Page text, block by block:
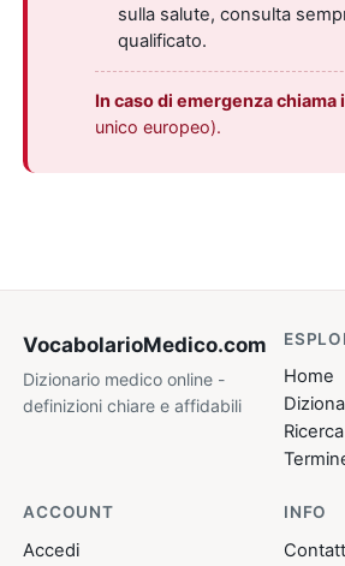
sulla salute, consulta
qualificato.
In caso di emergenza chiama
unico europeo).
VocabolarioMedico.com
Dizionario medico online -
definizioni chiare e affidabili
Home
Ricerca
ACCOUNT
Accedi
INFO